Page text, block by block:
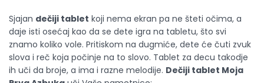
Sjajan dečiji tablet koji nema ekran pa ne šteti očima, a
daje isti osećaj kao da se dete igra na tabletu, što svi
znamo koliko vole. Pritiskom na dugmiće, dete će čuti zvuk
slova i reč koja počinje na to slovo. Tablet za decu takodje
ih uči da broje, a ima i razne melodije. Dečiji tablet Moja